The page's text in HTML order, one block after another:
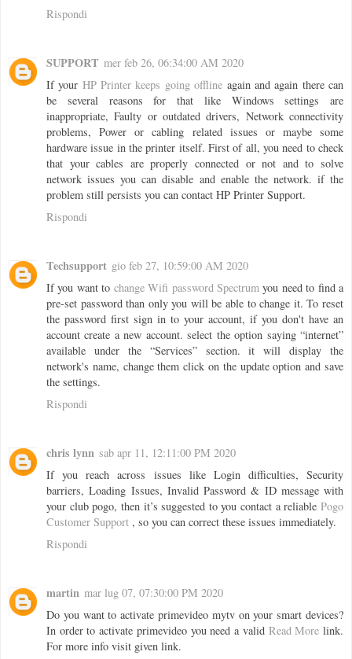
Rispondi
SUPPORT mer feb 26, 06:34:00 AM 2020
If your HP Printer keeps going offline again and again there can
be several reasons for that like Windows settings are
inappropriate, Faulty or outdated drivers, Network connectivity
problems, Power or cabling related issues or maybe some
hardware issue in the printer itself. First of all, you need to check
that your cables are properly connected or not and to solve
network issues you can disable and enable the network. if the
problem still persists you can contact HP Printer Support.
Rispondi
Techsupport gio feb 27, 10:59:00 AM 2020
If you want to change Wifi password Spectrumyou need to find a
pre-set password than only you will be able to change it. To reset
the password first sign in to your account, if you don't have an
account create a new account. select the option saying “internet”
available under the “Services” section. it will display the
network's name, change them click on the update option and save
the settings.
Rispondi
chris lynn sab apr 11, 12:11:00 PM 2020
If you reach across issues like Login difficulties, Security
barriers, Loading Issues, Invalid Password & ID message with
your club pogo, then it’s suggested to you contact a reliable Pogo
Customer Support , so you can correct these issues immediately.
Rispondi
martin mar lug 07, 07:30:00 PM 2020
Do you want to activate primevideo mytv on your smart devices?
In order to activate primevideo you need a valid Read More link.
For more info visit given link.